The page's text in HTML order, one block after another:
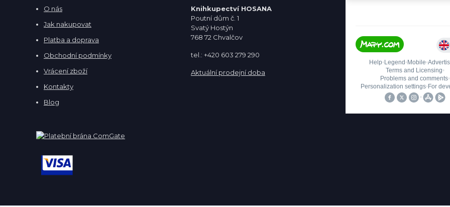
O nás
Jak nakupovat
Platba a doprava
Obchodní podmínky
Vrácení zboží
Kontakty
Blog
Knihkupectví HOSANA
Poutní dům č. 1
Svatý Hostýn
768 72 Chvalčov
tel.: +420 603 279 290
Aktuální prodejní doba